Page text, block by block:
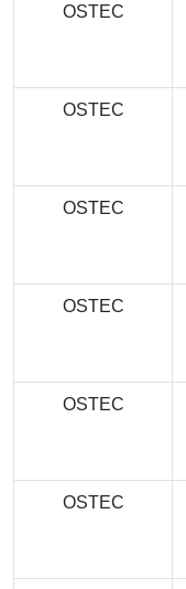
OSTEC
OSTEC
OSTEC
OSTEC
OSTEC
OSTEC